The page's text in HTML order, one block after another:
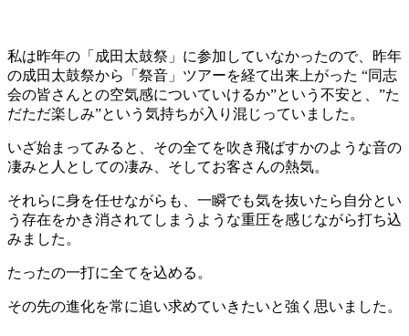
私は昨年の「成田太鼓祭」に参加していなかったので、昨年
の成田太鼓祭から「祭音」ツアーを経て出来上がった “同志
会の皆さんとの空気感についていけるか”という不安と、”た
だただ楽しみ”という気持ちが入り混じっていました。
いざ始まってみると、その全てを吹き飛ばすかのような音の
凄みと人としての凄み、そしてお客さんの熱気。
それらに身を任せながらも、一瞬でも気を抜いたら自分とい
う存在をかき消されてしまうような重圧を感じながら打ち込
みました。
たったの一打に全てを込める。
その先の進化を常に追い求めていきたいと強く思いました。